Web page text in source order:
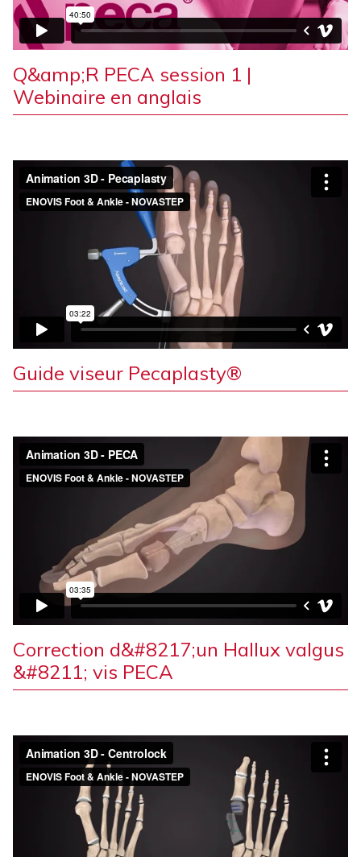
Q&amp;R PECA session 1 |
Webinaire en anglais
Guide viseur Pecaplasty®
Correction d&#8217;un Hallux valgus
&#8211; vis PECA